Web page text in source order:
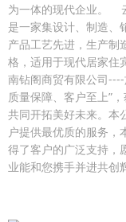
为一体的现代企业。
是一家集设计、制造、
产品工艺先进，生产制
格，适用于现代居家
南钻阁商贸有限公司----
质量保障、客户至上”
共同开拓美好未来。本
户提供最优质的服务，
得了客户的广泛支持，
业能和您携手并进共创